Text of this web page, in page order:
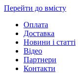
Перейти до вмісту
Оплата
Доставка
Новини і статті
Відео
Партнери
Контакти